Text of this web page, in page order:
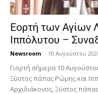
Εορτή των Αγίων
Ιππόλυτου –
Newsroom - 10 Αυγούστου
Γιορτή σήμερα 10
Ξύστος πάπας Ρώμης και
Αρχιδιάκονος, Ξύστος